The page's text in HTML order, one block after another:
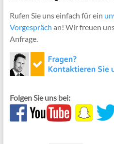
Rufen Sie uns einfach für ein
Vorgespräch an! Wir freuen
Anfrage.
Folgen Sie uns bei: